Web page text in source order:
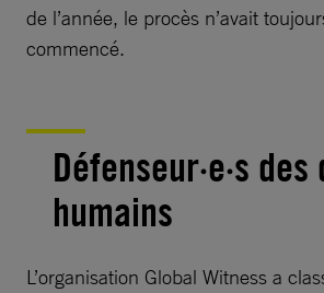
de l’année, le procès n’avait
commencé.
Défenseur·e·s
humains
L’organisation Global Witness a